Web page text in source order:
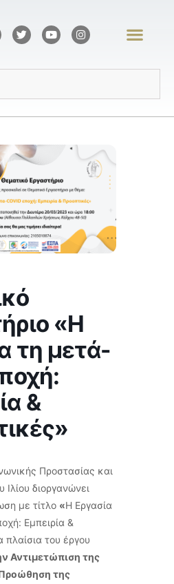
«Η
τη μετά-
&
Προστασίας και
διοργανώνει
με τίτλο «Η Εργασία
Εμπειρία &
πλαίσια του έργου
Αντιμετώπιση της
της